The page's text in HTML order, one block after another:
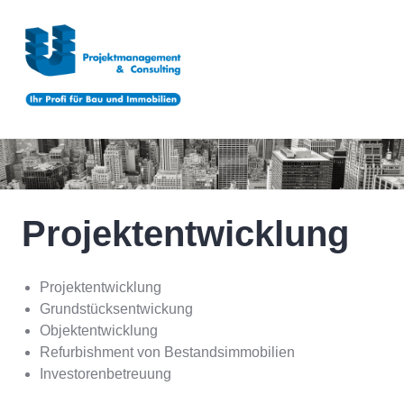
Inhalt
springen
Projektentwicklung
Projektentwicklung
Grundstücksentwickung
Objektentwicklung
Refurbishment von Bestandsimmobilien
Investorenbetreuung